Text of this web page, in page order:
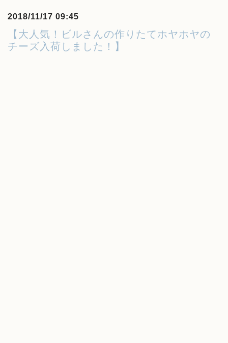
2018/11/17 09:45
【大人気！ビルさんの作りたてホヤホヤの
チーズ入荷しました！】